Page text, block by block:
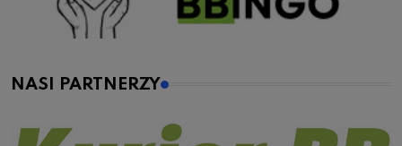
NASI PARTNERZY